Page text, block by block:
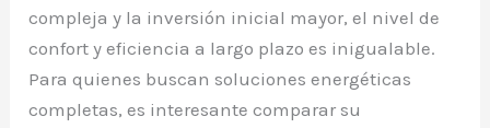
compleja y la inversión inicial mayor, el nivel de
confort y eficiencia a largo plazo es inigualable.
Para quienes buscan soluciones energéticas
completas, es interesante comparar su